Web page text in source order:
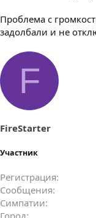
Проблема с
задолбали и не
F
FireStarter
Участник
Регистрация
Сообщения
Симпатии
Город